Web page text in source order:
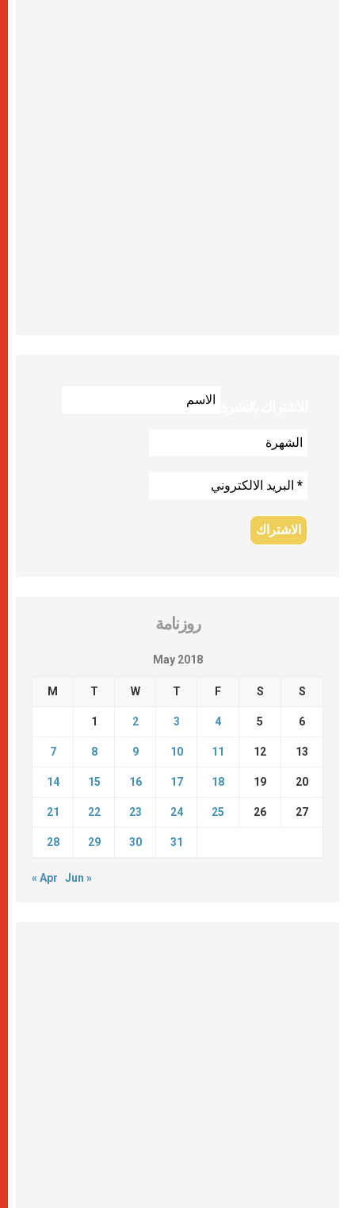
روزنامة
May 2018
M T W T F S S
1 2 3 4 5 6
7 8 9 10 11 12 13
14 15 16 17 18 19 20
21 22 23 24 25 26 27
28 29 30 31
« Apr Jun »